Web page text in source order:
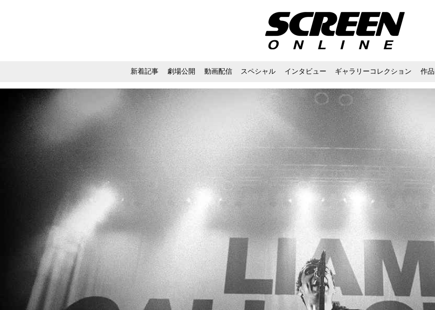
新着記事 劇場公開 動画配信 スペシャル インタビュー ギャラリーコレクション 作